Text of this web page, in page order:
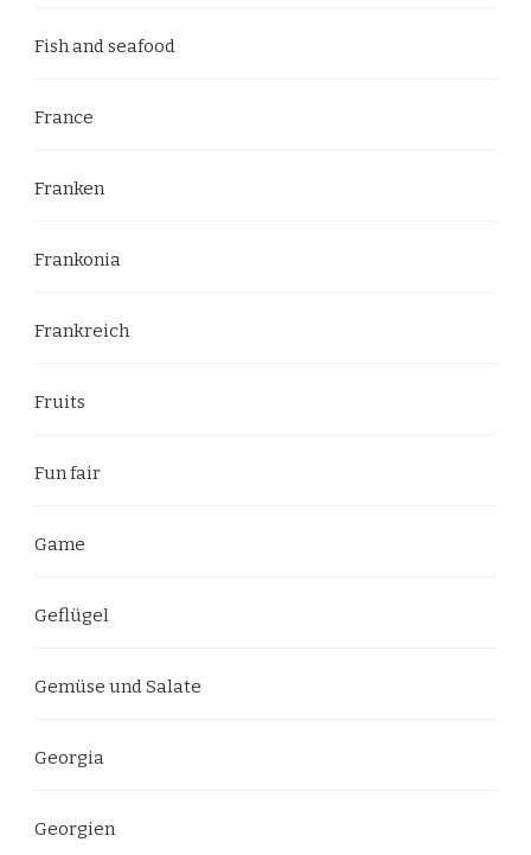
Fish and seafood
France
Franken
Frankonia
Frankreich
Fruits
Fun fair
Game
Geflügel
Gemüse und Salate
Georgia
Georgien